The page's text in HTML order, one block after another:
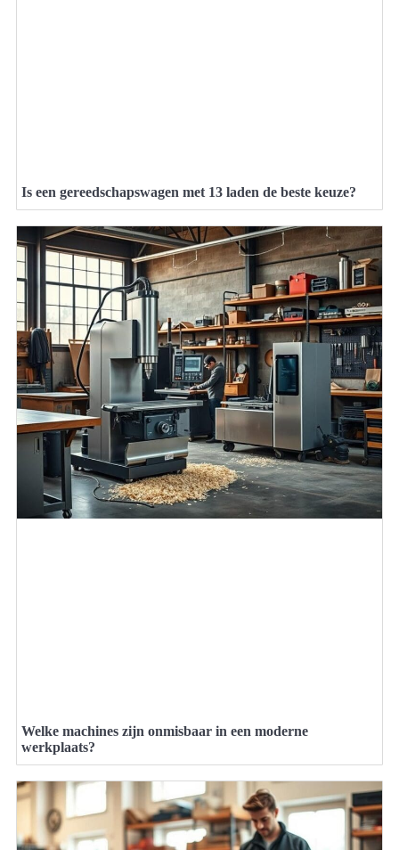
Is een gereedschapswagen met 13 laden de beste keuze?
Welke machines zijn onmisbaar in een moderne
werkplaats?